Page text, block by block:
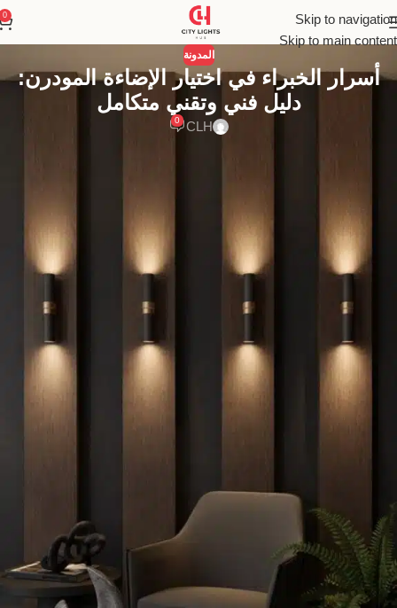
Skip to navigation
Skip to main content
0
المدونة
أسرار الخبراء في اختيار الإضاءة المودرن:
دليل فني وتقني متكامل
CLH
0
فن اختيار الإضاءة المودرن: دليل شامل لتحويل
المساحات من مجرد مكان إلى تجربة
في عالم التصميم الداخلي لعام 2025، لم يعد الضوء مجرد ضرورة، بل
ليس عملية شراء عشوائية لمصباح جذاب، بل هو فن دقيق وعلم يتطلب
فهمًا عميقًا. إنه الفرق بين منزل يبدو “مضاءً” ومنزل يشع “بالحياة”. قطعة
الإضاءة الخاطئة يمكن أن تقوض أغلى قطع الأثاث، بينما الاختيار الصحيح
يمكن أن يبث الروح في أبسط الغرف، ويحدد معالمها، ويخلق تجربة حسية
فريدة. هذا الفن يكمن في الموازنة الدقيقة بين الجماليات البسيطة،
هذا الدليل ليس مجرد معرض للأفكار، بل هو بمثابة دورة تدريبية مكثفة
تأخذك خطوة بخطوة في رحلة إتقان “فن اختيار الإضاءة المودرن”. سنقوم
بتفكيك هذه العملية المعقدة إلى خطوات مفهومة، بدءًا من الفلسفة
الكامنة وراء التصميم الحديث، مرورًا بفك شفرة المصطلحات التقنية مثل
اللومن والكلفن، وصولًا إلى تطبيق هذه المعرفة بشكل عملي في كل
غرفة من غرف منزلك. سنكتشف كيف أن الشراكة مع علامات تجارية